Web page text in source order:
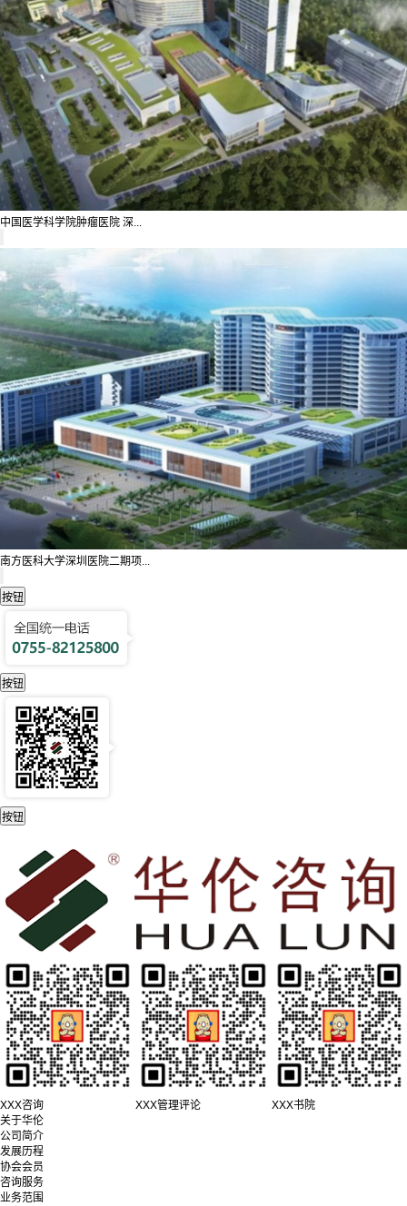
中国医学科学院肿瘤医院 深...
南方医科大学深圳医院二期项...
XXX咨询 XXX管理评论
XXX书院
关于华伦
公司简介
发展历程
协会会员
咨询服务
业务范围